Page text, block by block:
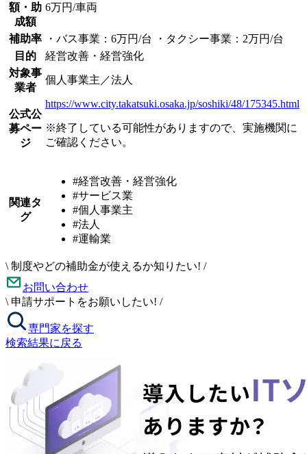
額・助
成額
6万円/車両
補助率
・バス事業：6万円/台 ・タクシー事業：2万円/台
目的
経営改善・経営強化
対象事
業者
個人事業主／法人
公式公
募ペー
ジ
https://www.city.takatsuki.osaka.jp/soshiki/48/175345.html
※終了している可能性がありますので、実施機関に
ご確認ください。
関連タ
グ
#経営改善・経営強化
#サービス業
#個人事業主
#法人
#運輸業
\ 制度やどの補助金が使えるか知りたい! /
お問い合わせ
\ 申請サポートをお願いしたい! /
専門家を探す
検索結果に戻る